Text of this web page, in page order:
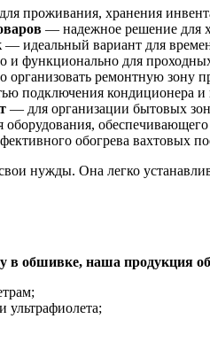
проживания, хранения
— надежное решение для
— идеальный вариант для
и функционально для
ремонтную зону
подключения кондиционера и
— для организации бытовых зон
обогрева вахтовых
нужды. Она легко
в обшивке, наша продукция
ультрафиолета;